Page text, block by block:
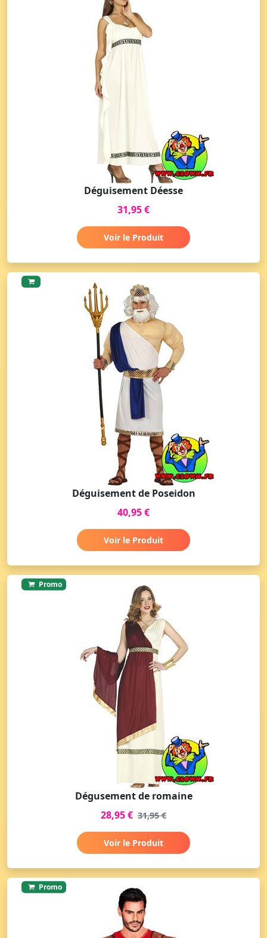
Déguisement Déesse
31,95 €
Voir le Produit
Déguisement de Poseidon
40,95 €
Voir le Produit
Promo
Dégusement de romaine
28,95 € 31,95 €
Voir le Produit
Promo